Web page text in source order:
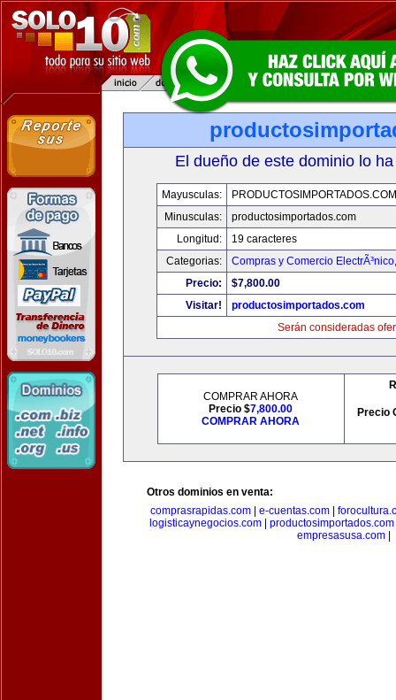
El dueño de este dominio lo
Mayusculas:
PRODUCTOSIMPORTADOS.COM
Minusculas:
productosimportados.com
Longitud:
19 caracteres
Categorias:
Compras y Comercio ElectrÃ³nico
Precio:
$7,800.00
Visitar!
productosimportados.com
Serán consideradas
COMPRAR AHORA
Precio $7,800.00
COMPRAR AHORA
Precio
Otros dominios en venta:
comprasrapidas.com
e-cuentas.com
logisticaynegocios.com
productosimportados.com
empresasusa.com